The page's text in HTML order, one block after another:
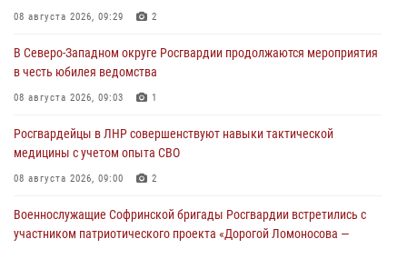
08 августа 2026, 09:29 2
В Северо-Западном округе Росгвардии продолжаются мероприятия
в честь юбилея ведомства
08 августа 2026, 09:03 1
Росгвардейцы в ЛНР совершенствуют навыки тактической
медицины с учетом опыта СВО
08 августа 2026, 09:00 2
Военнослужащие Софринской бригады Росгвардии встретились с
участником патриотического проекта «Дорогой Ломоносова —